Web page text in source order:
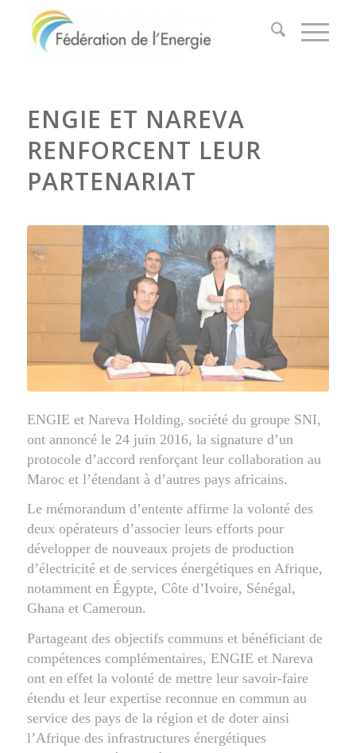
ENGIE ET NAREVA
RENFORCENT LEUR
PARTENARIAT
ENGIE et Nareva Holding, société du groupe SNI,
ont annoncé le 24 juin 2016, la signature d’un
protocole d’accord renforçant leur collaboration au
Maroc et l’étendant à d’autres pays africains.
Le mémorandum d’entente affirme la volonté des
deux opérateurs d’associer leurs efforts pour
développer de nouveaux projets de production
d’électricité et de services énergétiques en Afrique,
notamment en Égypte, Côte d’Ivoire, Sénégal,
Ghana et Cameroun.
Partageant des objectifs communs et bénéficiant de
compétences complémentaires, ENGIE et Nareva
ont en effet la volonté de mettre leur savoir-faire
étendu et leur expertise reconnue en commun au
service des pays de la région et de doter ainsi
l’Afrique des infrastructures énergétiques